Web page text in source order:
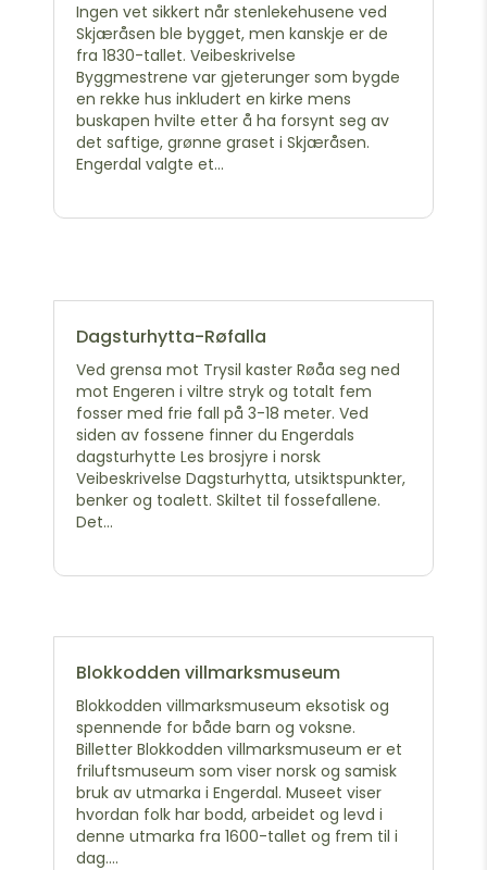
Ingen vet sikkert når stenlekehusene ved
Skjæråsen ble bygget, men kanskje er de
fra 1830-tallet. Veibeskrivelse
Byggmestrene var gjeterunger som bygde
en rekke hus inkludert en kirke mens
buskapen hvilte etter å ha forsynt seg av
det saftige, grønne graset i Skjæråsen.
Engerdal valgte et...
Dagsturhytta-Røfalla
Ved grensa mot Trysil kaster Røåa seg ned
mot Engeren i viltre stryk og totalt fem
fosser med frie fall på 3-18 meter. Ved
siden av fossene finner du Engerdals
dagsturhytte Les brosjyre i norsk
Veibeskrivelse Dagsturhytta, utsiktspunkter,
benker og toalett. Skiltet til fossefallene.
Det...
Blokkodden villmarksmuseum
Blokkodden villmarksmuseum eksotisk og
spennende for både barn og voksne.
Billetter Blokkodden villmarksmuseum er et
friluftsmuseum som viser norsk og samisk
bruk av utmarka i Engerdal. Museet viser
hvordan folk har bodd, arbeidet og levd i
denne utmarka fra 1600-tallet og frem til i
dag....